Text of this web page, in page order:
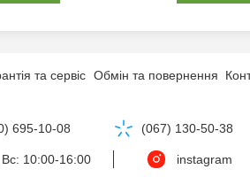
та сервіс Обмін та повернення
695-10-08 (067) 130-50-38
10:00-16:00 instagram